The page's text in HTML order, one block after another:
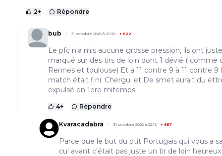
2+ Répondre
bub 31 octobre 2025 à 21:00 + 822
Le pfc n'a mis aucune grosse pression, ils ont juste
marqué sur des tirs de loin dont 1 dévié ( comme
Rennes et toulouse) Et a 11 contre 9 à 11 contre 9
match était fini. Chergui et De smet aurait du
expulsé en 1ere mitemps
4+ Répondre
Kvaracadabra 31 octobre 2025 à 22:15 + 887
Parce que le but du ptit Portugais qui vous a
cul avant c'était pas juste un tir de loin heureux